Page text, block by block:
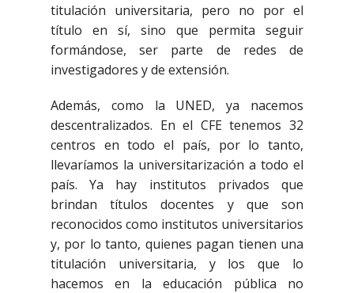
titulación universitaria, pero no por el
título en sí, sino que permita seguir
formándose, ser parte de redes de
investigadores y de extensión.
Además, como la UNED, ya nacemos
descentralizados. En el CFE tenemos 32
centros en todo el país, por lo tanto,
llevaríamos la universitarización a todo el
país. Ya hay institutos privados que
brindan títulos docentes y que son
reconocidos como institutos universitarios
y, por lo tanto, quienes pagan tienen una
titulación universitaria, y los que lo
hacemos en la educación pública no